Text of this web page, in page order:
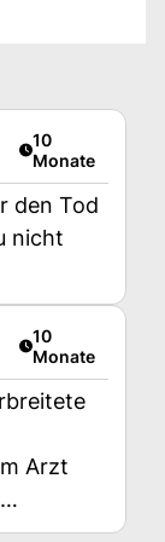
Artikel
10
Monate
den Tod
nicht
Artikel
10
Monate
Arzt